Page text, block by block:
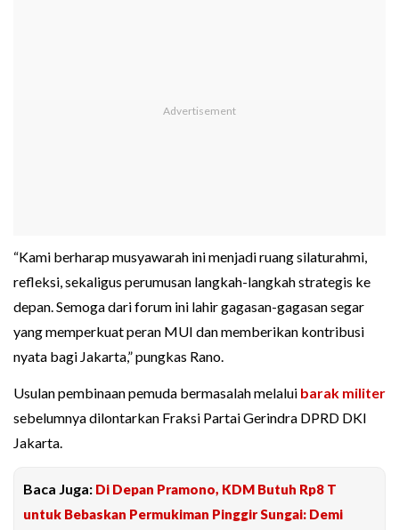
“Kami berharap musyawarah ini menjadi ruang silaturahmi,
refleksi, sekaligus perumusan langkah-langkah strategis ke
depan. Semoga dari forum ini lahir gagasan-gagasan segar
yang memperkuat peran MUI dan memberikan kontribusi
nyata bagi Jakarta,” pungkas Rano.
Usulan pembinaan pemuda bermasalah melalui barak militer
sebelumnya dilontarkan Fraksi Partai Gerindra DPRD DKI
Jakarta.
Baca Juga: Di Depan Pramono, KDM Butuh Rp8 T
untuk Bebaskan Permukiman Pinggir Sungai: Demi